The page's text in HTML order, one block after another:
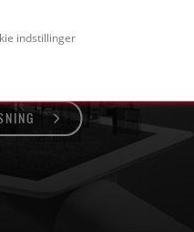
indstillinger